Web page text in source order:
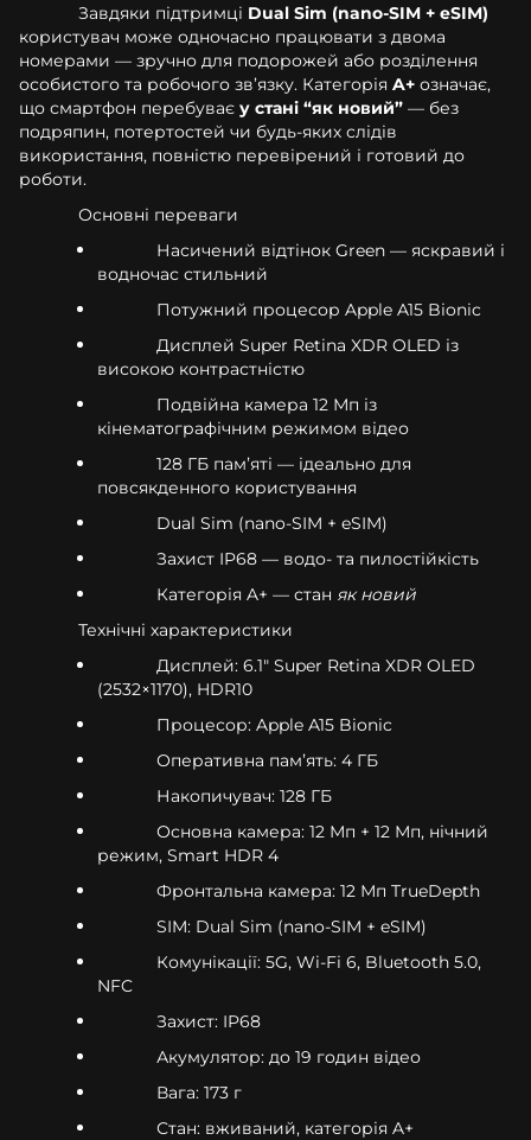
Завдяки підтримці Dual Sim (nano-SIM + eSIM)
користувач може одночасно працювати з двома
номерами — зручно для подорожей або розділення
особистого та робочого зв’язку. Категорія A+ означає,
що смартфон перебуває у стані “як новий” — без
подряпин, потертостей чи будь-яких слідів
використання, повністю перевірений і готовий до
роботи.
Основні переваги
Насичений відтінок Green — яскравий і
водночас стильний
Потужний процесор Apple A15 Bionic
Дисплей Super Retina XDR OLED із
високою контрастністю
Подвійна камера 12 Мп із
кінематографічним режимом відео
128 ГБ памʼяті — ідеально для
повсякденного користування
Dual Sim (nano-SIM + eSIM)
Захист IP68 — водо- та пилостійкість
Категорія A+ — стан як новий
Технічні характеристики
Дисплей: 6.1" Super Retina XDR OLED
(2532×1170), HDR10
Процесор: Apple A15 Bionic
Оперативна памʼять: 4 ГБ
Накопичувач: 128 ГБ
Основна камера: 12 Мп + 12 Мп, нічний
режим, Smart HDR 4
Фронтальна камера: 12 Мп TrueDepth
SIM: Dual Sim (nano-SIM + eSIM)
Комунікації: 5G, Wi-Fi 6, Bluetooth 5.0,
NFC
Захист: IP68
Акумулятор: до 19 годин відео
Вага: 173 г
Стан: вживаний, категорія A+